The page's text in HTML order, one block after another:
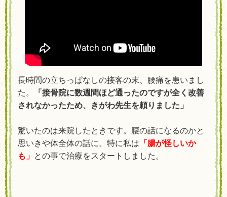
長時間の立ちっぱなしの接客の末、腰痛を患いまし
た。
「 接骨院に数週間ほど通ったのですが全く改善
されなかったため、きがわ先生を頼りました」
驚いたのは来院したときです。腰の話になるのかと
思いきや体全体の話に。特に私は 「腸が怪しいか
も」 との事で治療をスタートしました。